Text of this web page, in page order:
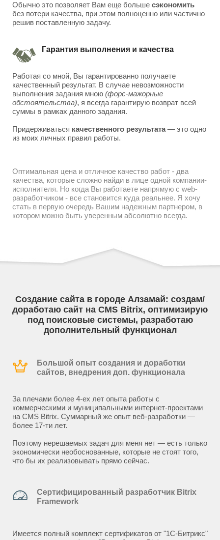
Обычно это позволяет Вам еще больше сэкономить
без потери качества, при этом полноценно или частично
решив поставленную задачу.
Гарантия выполнения и качества
Работая со мной, Вы гарантированно получаете
качественный результат. В случае невозможности
выполнения задания мною (форс-мажорные
обстоятельства), я всегда гарантирую возврат всей
суммы в рамках данного задания.
Придерживаться качественного результата— это одно
из моих личных правил работы.
Оптимальная цена и отличное качество работ - два
качества, которые сложно найди в лице одной компании-
исполнителя. Но когда Вы работаете напрямую с web-
разработчиком - все становится куда реальнее. Я хочу
стать в первую очередь Вашим надежным партнером, в
котором можно быть уверенным абсолютно всегда.
Создание сайта в городе Алзамай: создам/
доработаю сайт на CMS Bitrix, оптимизирую
под поисковые системы, разработаю
дополнительный функционал
Большой опыт создания и доработки
сайтов, внедрения доп. функционала
За плечами более 4-ех лет опыта работы с
коммерческими и муниципальными интернет-проектами
на CMS Bitrix. Суммарный же опыт веб-разработки —
более 17-ти лет.
Поэтому нерешаемых задач для меня нет — есть только
экономически необоснованные, которые не стоят того,
что бы их реализовывать прямо сейчас.
Сертифицированный разработчик Bitrix
Framework
Имеется полный комплект сертификатов от "1С-Битрикс"